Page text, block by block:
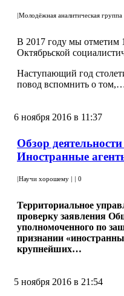
|Молодёжная аналитическая группа
В 2017 году мы отметим
Октябрьской
Наступающий год
повод вспомнить о
6 ноября 2016 в 11:37
Обзор
Иностранные
|Научи хорошему | | 0
Территориальное
проверку заявления
уполномоченного по
признании
крупнейших…
5 ноября 2016 в 21:54